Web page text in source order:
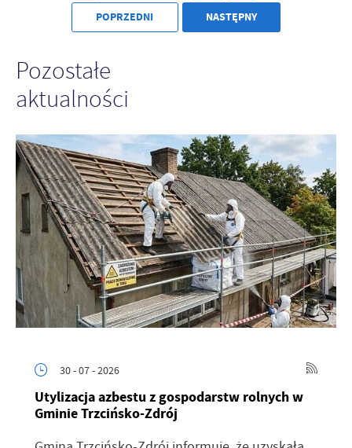
POPRZEDNI NASTĘPNY
Pozostałe
aktualności
30 - 07 - 2026
Utylizacja azbestu z gospodarstw rolnych w
Gminie Trzcińsko-Zdrój